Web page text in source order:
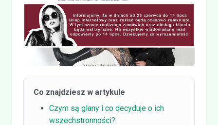
Co znajdziesz w artykule
Czym są glany i co decyduje o ich
wszechstronności?